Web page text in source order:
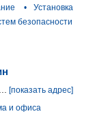
•
Установка
безопасности
[показать адрес]
и офиса